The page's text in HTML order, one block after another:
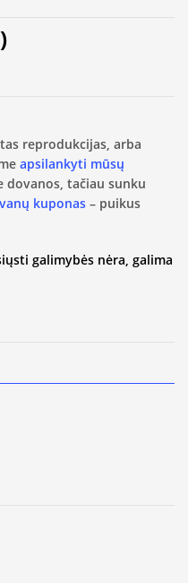
reprodukcijas, arba
apsilankyti mūsų
dovanos, tačiau sunku
kuponas – puikus
galimybės nėra, galima